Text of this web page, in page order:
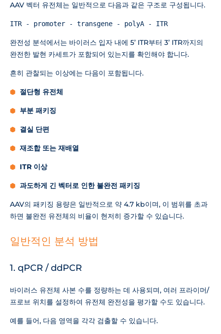
AAV 벡터 유전체는 일반적으로 다음과 같은 구조로 구성됩니다.
ITR - promoter - transgene - polyA - ITR
완전성 분석에서는 바이러스 입자 내에 5’ ITR부터 3’ ITR까지의
완전한 발현 카세트가 포함되어 있는지를 확인해야 합니다.
흔히 관찰되는 이상에는 다음이 포함됩니다.
절단형 유전체
부분 패키징
결실 단편
재조합 또는 재배열
ITR 이상
과도하게 긴 벡터로 인한 불완전 패키징
AAV의 패키징 용량은 일반적으로 약 4.7 kb이며, 이 범위를 초과
하면 불완전 유전체의 비율이 현저히 증가할 수 있습니다.
일반적인 분석 방법
1. qPCR / ddPCR
바이러스 유전체 사본 수를 정량하는 데 사용되며, 여러 프라이머/
프로브 위치를 설정하여 유전체 완전성을 평가할 수도 있습니다.
예를 들어, 다음 영역을 각각 검출할 수 있습니다.